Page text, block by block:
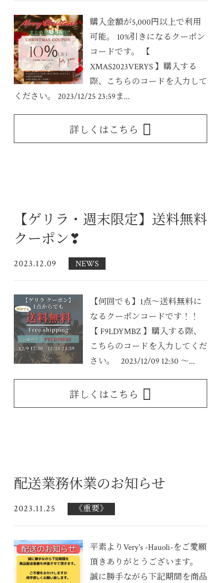
購入金額が5,000円以上で利用
可能。 10%引きになるクーポン
コードです。 【
XMAS2023VERYS 】購入する
際、こちらのコードを入力して
ください。 2023/12/25 23:59ま...
詳しくはこちら
【ゲリラ・週末限定】送料無料
クーポン❣
2023.12.09 NEWS
【何回でも】1点〜送料無料に
なるクーポンコードです！！
【 F9LDYMBZ 】購入する際、
こちらのコードを入力してくだ
さい。 2023/12/09 12:30 〜...
詳しくはこちら
配送業務休業のお知らせ
2023.11.25 《重要》
平素よりVery's -Hauoli-をご愛願
頂きありがとうございます。
誠に勝手ながら下記期間を商品